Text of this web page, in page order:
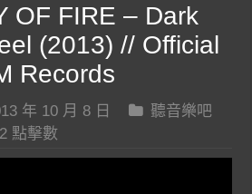
OF FIRE – Dark
(2013) // Official
Records
年 10 月 8 日
聽音樂吧
點擊數